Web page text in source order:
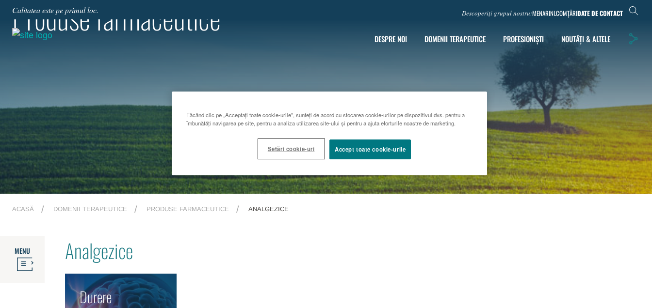
Calitatea este pe primul loc. Descoperiți grupul nostru:MENARINI.COMȚĂRIDATE DE CONTACT
DESPRE NOI DOMENII TERAPEUTICE PROFESIONIȘTI NOUTĂȚI & ALTELE
Produse farmaceutice
ACASĂ DOMENII TERAPEUTICE PRODUSE FARMACEUTICE ANALGEZICE
MENU Analgezice
Durere
Făcând clic pe „Acceptați toate cookie-urile”, sunteți de acord cu stocarea cookie-urilor pe dispozitivul dvs. pentru a
îmbunătăți navigarea pe site, pentru a analiza utilizarea site-ului și pentru a ajuta eforturile noastre de marketing.
Setări cookie-uri Accept toate cookie-urile